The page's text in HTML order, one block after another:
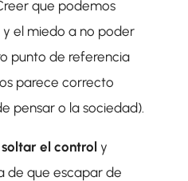
que podemos
el miedo a no poder
punto de referencia
parece correcto
pensar o la sociedad).
el control y
de que escapar de